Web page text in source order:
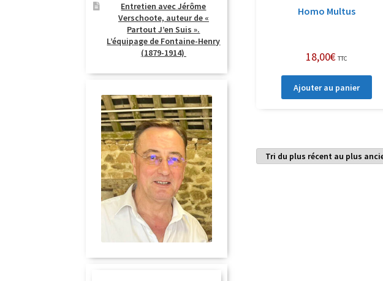
Homo Multus
18,00€ TTC
Ajouter au panier
Entretien avec Jérôme
Verschoote, auteur de «
Partout J’en Suis ».
L’équipage de Fontaine-Henry
(1879-1914)